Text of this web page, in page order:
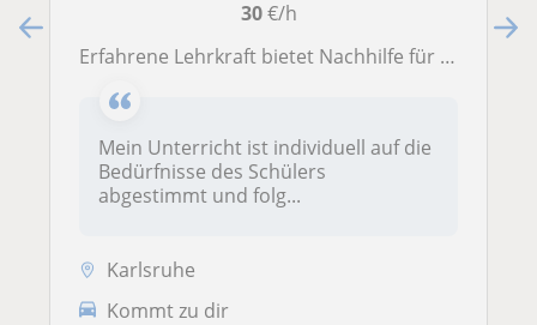
30€/h
Erfahrene Lehrkraft bietet Nachhilfe für Schüler (Sek I/II) in Englisch und Biologie
Mein Unterricht ist individuell auf die
Bedürfnisse des Schülers
abgestimmt und folg...
Karlsruhe
Kommt zu dir